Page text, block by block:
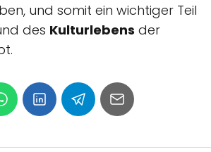
und somit ein wichtiger Teil
des Kulturlebens der